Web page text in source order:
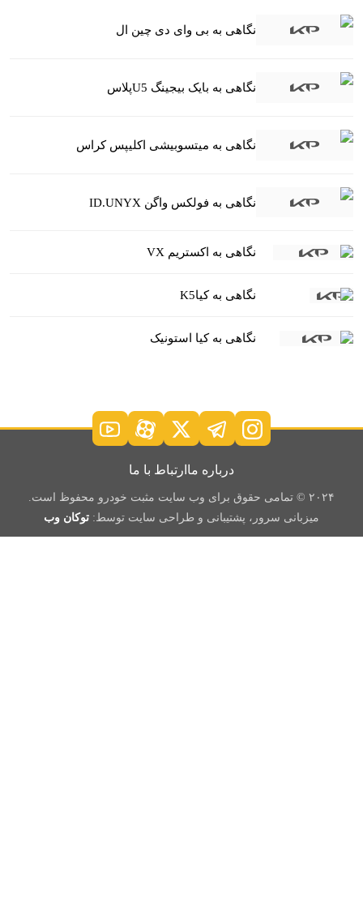
نگاهی به بی وای دی چین ال
نگاهی به بایک بیجینگ U5پلاس
نگاهی به میتسوبیشی اکلیپس کراس
نگاهی به فولکس واگن ID.UNYX
نگاهی به اکستریم VX
نگاهی به کیاK5
نگاهی به کیا استونیک
درباره ما ارتباط با ما
۲۰۲۴ © تمامی حقوق برای وب سایت مثبت خودرو محفوظ است.
میزبانی سرور، پشتیبانی و طراحی سایت توسط: توکان وب